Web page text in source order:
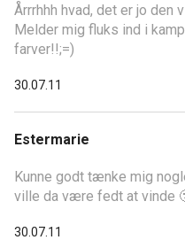
Årrrhhh hvad, det er jo
Melder mig fluks ind i
farver!!;=)
30.07.11
Estermarie
Kunne godt tænke mig
ville da være fedt at vinde
30.07.11